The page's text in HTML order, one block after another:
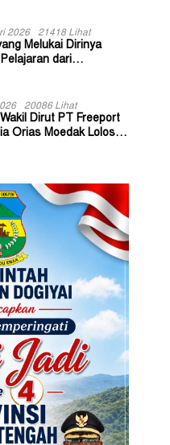
2026 21418 Lihat
Melukai Dirinya
dari
20086 Lihat
Dirut PT Freeport
Orias Moedak Lolos